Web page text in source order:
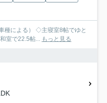
種による） ◇主寝室8帖でゆと
室で22.5帖...
もっと見る